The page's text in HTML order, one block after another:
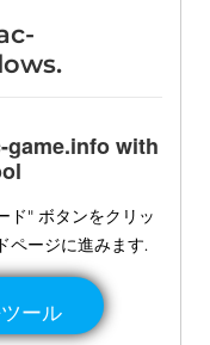
.
game.info with
ド" ボタンをクリッ
ージに進みます.